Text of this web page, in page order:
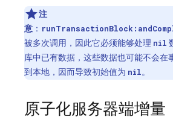
注
意 ：
被多次调用，因此它必须能够处理 nil
库中已有数据，这些数据也可能不会在
到本地，因而导致初始值为 nil。
原子化服务器端增量